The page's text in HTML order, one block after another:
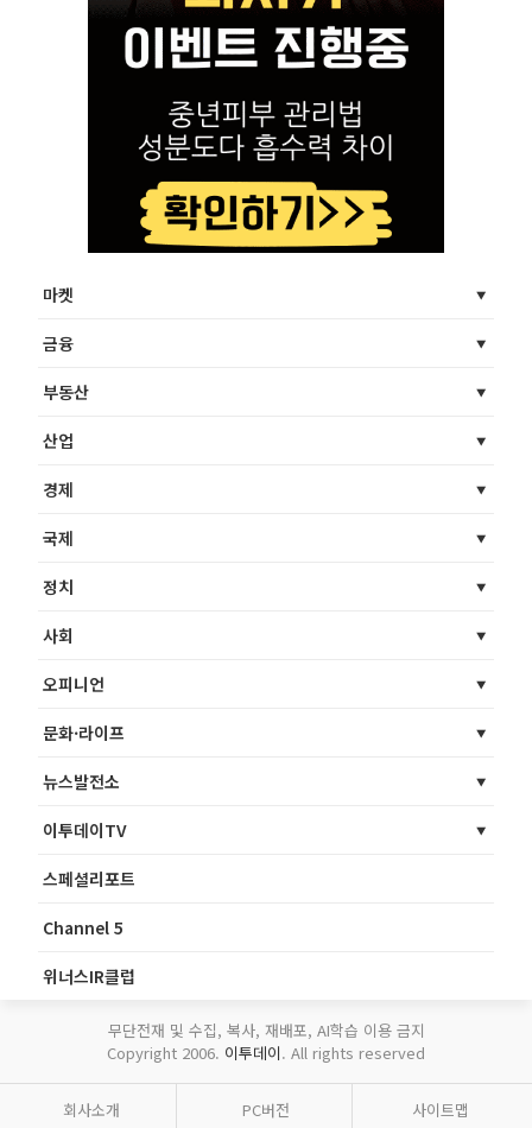
마켓
금융
부동산
산업
경제
국제
정치
사회
오피니언
문화·라이프
뉴스발전소
이투데이TV
스페셜리포트
Channel 5
위너스IR클럽
무단전재 및 수집, 복사, 재배포, AI학습 이용 금지
Copyright 2006. 이투데이. All rights reserved
회사소개 PC버전 사이트맵